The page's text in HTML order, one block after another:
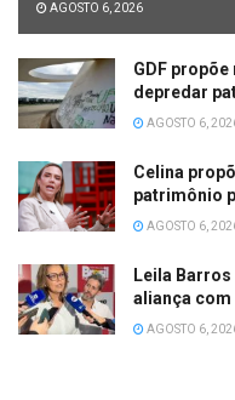
AGOSTO 6, 2026
GDF
depredar
AGOSTO 6,
Celina
patrimônio
AGOSTO 6,
Leila
aliança com
AGOSTO 6,